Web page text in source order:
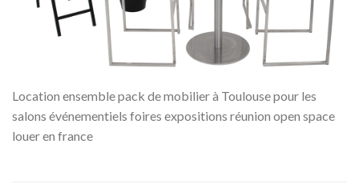
Location ensemble pack de mobilier à Toulouse pour les
salons événementiels foires expositions réunion open space
louer en france